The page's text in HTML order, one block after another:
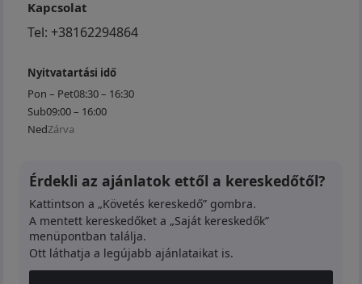
Kapcsolat
Tel: +38162294864
Nyitvatartási idő
Pon – Pet08:30 – 16:30
Sub09:00 – 16:00
NedZárva
Érdekli az ajánlatok ettől a kereskedőtől?
Kattintson a „Követés kereskedő” gombra.
A mentett kereskedőket a „Saját kereskedők”
menüpontban találja.
Ott láthatja a legújabb ajánlataikat is.